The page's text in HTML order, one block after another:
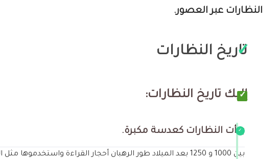
النظارات عبر العصور.
تاريخ النظارات
إليك تاريخ النظارات:
بدأت النظارات كعدسة مكبرة.
بين 1000 و 1250 بعد الميلاد طور الرهبان أحجار القراءة